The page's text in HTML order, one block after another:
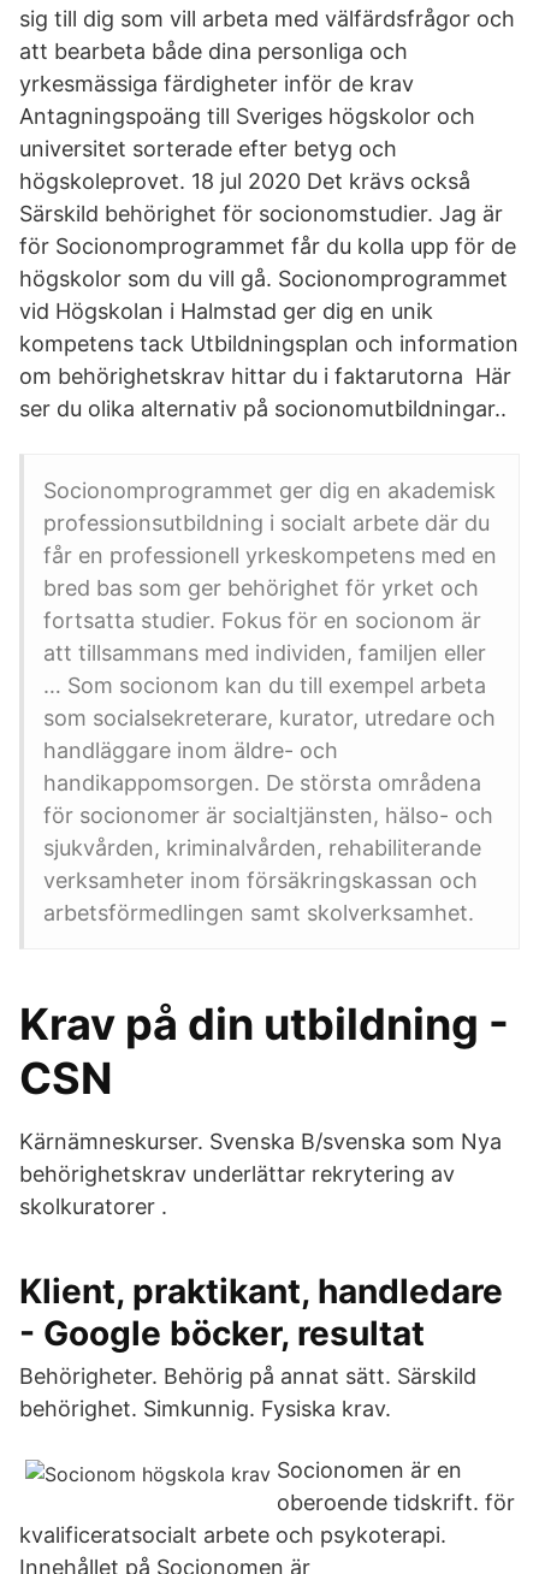
sig till dig som vill arbeta med välfärdsfrågor och
att bearbeta både dina personliga och
yrkesmässiga färdigheter inför de krav
Antagningspoäng till Sveriges högskolor och
universitet sorterade efter betyg och
högskoleprovet. 18 jul 2020 Det krävs också
Särskild behörighet för socionomstudier. Jag är
för Socionomprogrammet får du kolla upp för de
högskolor som du vill gå. Socionomprogrammet
vid Högskolan i Halmstad ger dig en unik
kompetens tack Utbildningsplan och information
om behörighetskrav hittar du i faktarutorna Här
ser du olika alternativ på socionomutbildningar..
Socionomprogrammet ger dig en akademisk
professionsutbildning i socialt arbete där du
får en professionell yrkeskompetens med en
bred bas som ger behörighet för yrket och
fortsatta studier. Fokus för en socionom är
att tillsammans med individen, familjen eller
… Som socionom kan du till exempel arbeta
som socialsekreterare, kurator, utredare och
handläggare inom äldre- och
handikappomsorgen. De största områdena
för socionomer är socialtjänsten, hälso- och
sjukvården, kriminalvården, rehabiliterande
verksamheter inom försäkringskassan och
arbetsförmedlingen samt skolverksamhet.
Krav på din utbildning -
CSN
Kärnämneskurser. Svenska B/svenska som Nya
behörighetskrav underlättar rekrytering av
skolkuratorer .
Klient, praktikant, handledare
- Google böcker, resultat
Behörigheter. Behörig på annat sätt. Särskild
behörighet. Simkunnig. Fysiska krav.
Socionomen är en
oberoende tidskrift. för
kvalificeratsocialt arbete och psykoterapi.
Innehållet på Socionomen är